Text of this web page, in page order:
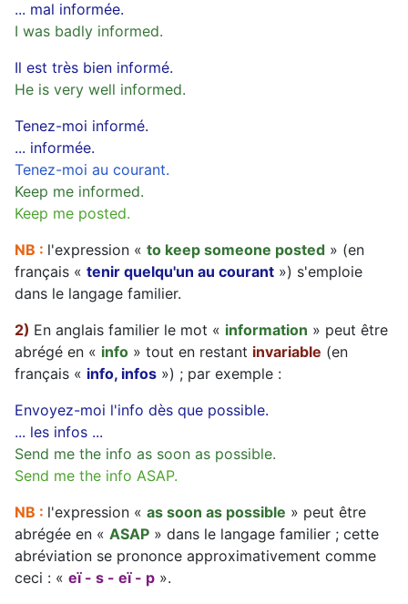
... mal informée.
I was badly informed.
Il est très bien informé.
He is very well informed.
Tenez-moi informé.
... informée.
Tenez-moi au courant.
Keep me informed.
Keep me posted.
NB : l'expression « to keep someone posted » (en
français « tenir quelqu'un au courant ») s'emploie
dans le langage familier.
2) En anglais familier le mot « information » peut être
abrégé en « info » tout en restant invariable (en
français « info, infos ») ; par exemple :
Envoyez-moi l'info dès que possible.
... les infos ...
Send me the info as soon as possible.
Send me the info ASAP.
NB : l'expression « as soon as possible » peut être
abrégée en « ASAP » dans le langage familier ; cette
abréviation se prononce approximativement comme
ceci : « eï - s - eï - p ».